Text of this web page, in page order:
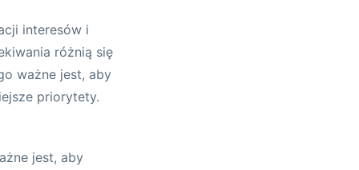
interesów i
różnią się
ważne jest, aby
priorytety.
jest, aby